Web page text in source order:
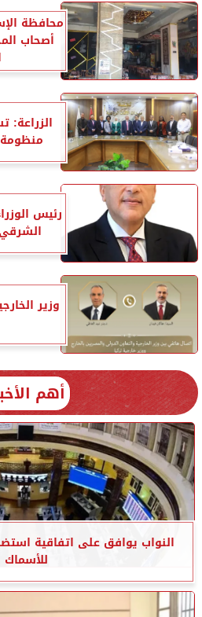
محافظة
أصحاب
الزراعة:
منظومة
رئيس
وزير
أهم
النواب يوافق على اتفاقية
للأسماك